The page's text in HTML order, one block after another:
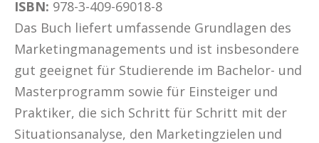
ISBN: 978-3-409-69018-8
Das Buch liefert umfassende Grundlagen des
Marketingmanagements und ist insbesondere
gut geeignet für Studierende im Bachelor- und
Masterprogramm sowie für Einsteiger und
Praktiker, die sich Schritt für Schritt mit der
Situationsanalyse, den Marketingzielen und